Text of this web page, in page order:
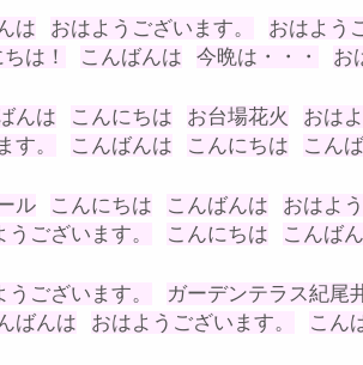
は おはようございます。 おはよう
は！ こんばんは 今晩は・・・ お
んは こんにちは お台場花火 おは
す。 こんばんは こんにちは こん
ル こんにちは こんばんは おはよ
うございます。 こんにちは こんば
うございます。 ガーデンテラス紀尾
ばんは おはようございます。 こん